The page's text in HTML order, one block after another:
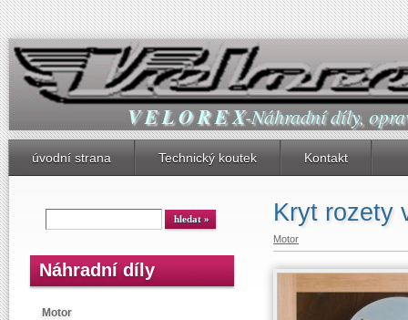
V E L O R E X-Náhradní díly,
úvodní strana Technický koutek Kontakt
Náhradní díly
Motor
Kryt rozety
Motor